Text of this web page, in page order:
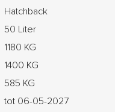
Hatchback
50 Liter
1180 KG
1400 KG
585 KG
tot 06-05-2027